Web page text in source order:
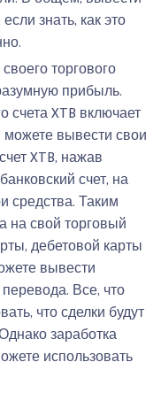
знать, как это
торгового
прибыль.
счета XTB включает
вывести свои
XTB, нажав
счет, на
средства. Таким
на свой торговый
дебетовой карты
вывести
Все, что
что сделки будут
заработка
использовать